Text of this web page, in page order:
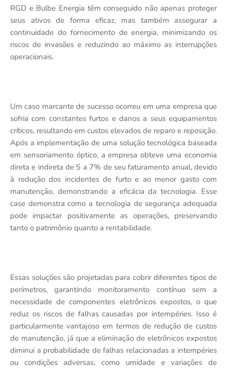
RGD e Bulbe Energia têm conseguido não apenas proteger
seus ativos de forma eficaz, mas também assegurar a
continuidade do fornecimento de energia, minimizando os
riscos de invasões e reduzindo ao máximo as interrupções
operacionais.
Um caso marcante de sucesso ocorreu em uma empresa que
sofria com constantes furtos e danos a seus equipamentos
críticos, resultando em custos elevados de reparo e reposição.
Após a implementação de uma solução tecnológica baseada
em sensoriamento óptico, a empresa obteve uma economia
direta e indireta de 5 a 7% de seu faturamento anual, devido
à redução dos incidentes de furto e ao menor gasto com
manutenção, demonstrando a eficácia da tecnologia. Esse
case demonstra como a tecnologia de segurança adequada
pode impactar positivamente as operações, preservando
tanto o patrimônio quanto a rentabilidade.
Essas soluções são projetadas para cobrir diferentes tipos de
perímetros, garantindo monitoramento contínuo sem a
necessidade de componentes eletrônicos expostos, o que
reduz os riscos de falhas causadas por intempéries. Isso é
particularmente vantajoso em termos de redução de custos
de manutenção, já que a eliminação de eletrônicos expostos
diminui a probabilidade de falhas relacionadas a intempéries
ou condições adversas, como umidade e variações de